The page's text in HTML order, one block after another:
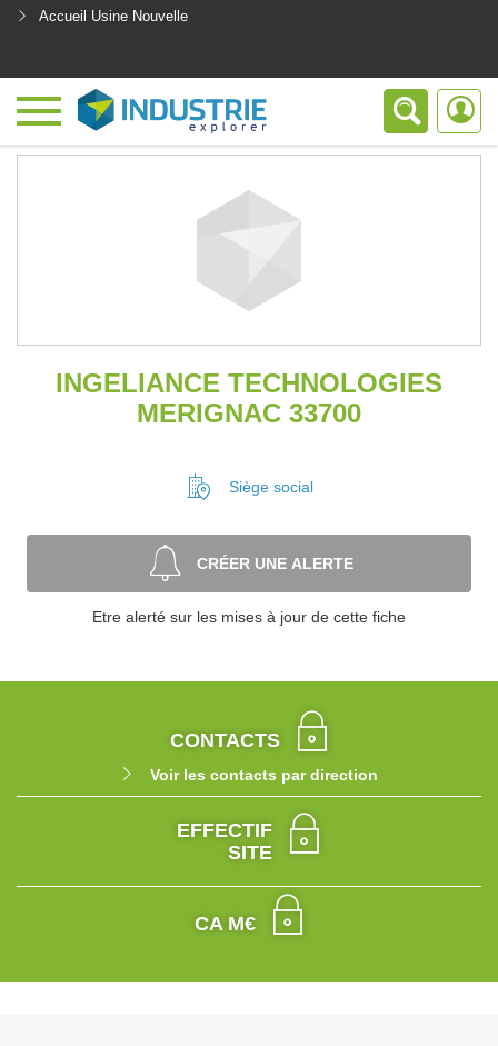
Accueil Usine Nouvelle
INGELIANCE TECHNOLOGIES
MERIGNAC 33700
Siège social
CRÉER UNE ALERTE
Etre alerté sur les mises à jour de cette fiche
CONTACTS
Voir les contacts par direction
EFFECTIF
SITE
CA M€